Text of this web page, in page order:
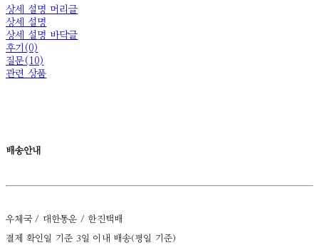
상세 설명 머리글
상세 설명
상세 설명 바닥글
후기(0)
질문(10)
관련 상품
배송안내
우체국 / 대한통운 / 한진택배
결제 확인일 기준 3일 이내 배송(평일 기준)